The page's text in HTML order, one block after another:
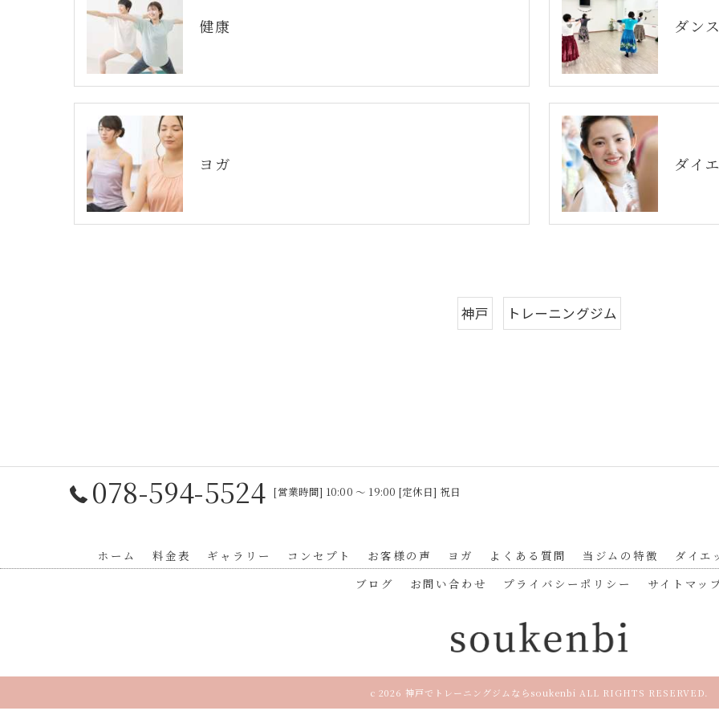
健康 ダンス
ヨガ ダイ
神戸 トレーニングジム
078-594-5524 [営業時間] 10:00 〜 19:00 [定休日] 祝日
ホーム 料金表 ギャラリー コンセプト お客様の声 ヨガ よくある質問 当ジムの特徴 ダイエ
ブログ
お問い合わせ プライバシーポリシー サイトマッ
c 2026 神戸でトレーニングジムならsoukenbi ALL RIGHTS RESERVED.